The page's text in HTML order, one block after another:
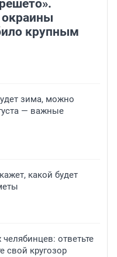
крупным
зима, можно
— важные
какой будет
ответьте
свой кругозор